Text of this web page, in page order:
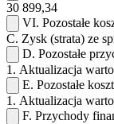
30 899,34
VI. Pozostałe
C. Zysk (strata) ze
D. Pozostałe
1. Aktualizacja
E. Pozostałe
1. Aktualizacja
F. Przychody